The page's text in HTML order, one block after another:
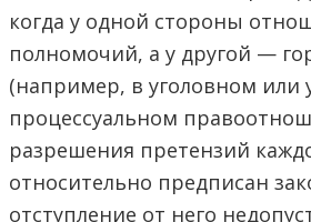
когда у одной стороны
полномочий, а у другой —
(например, в уголовном или
процессуальном
разрешения претензий
относительно предписан
отступление от него